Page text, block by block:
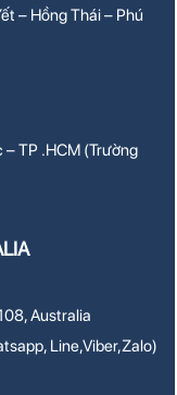
– Hồng Thái – Phú
TP .HCM (Trường
Australia
Line,Viber,Zalo)